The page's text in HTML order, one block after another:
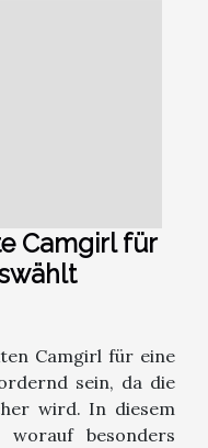
Camgirl für
Camgirl für eine
sein, da die
wird. In diesem
besonders